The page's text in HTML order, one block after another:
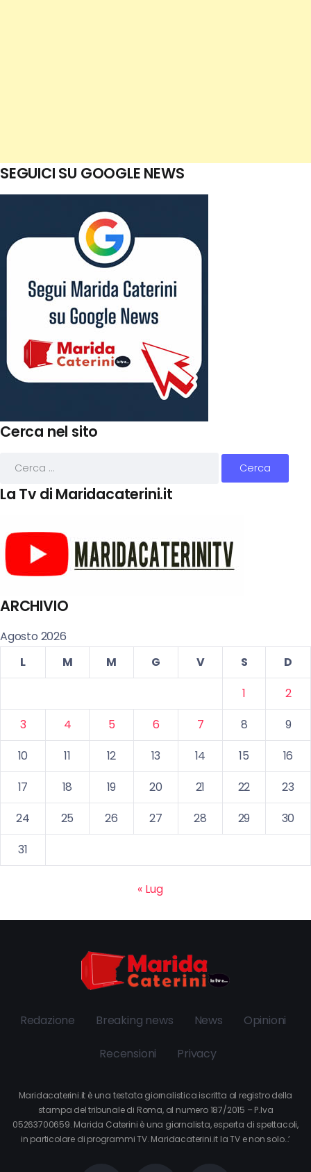
SEGUICI SU GOOGLE NEWS
Cerca nel sito
La Tv di Maridacaterini.it
ARCHIVIO
Agosto 2026
L
M M G V S
D
1
2
3
4 5 6 7 8
9
10
11 12 13 14 15
16
17
18 19 20 21 22
23
24
25 26 27 28 29
30
31
« Lug
Redazione Breaking news News Opinioni
Recensioni Privacy
Maridacaterini.it è una testata giornalistica iscritta al registro della
stampa del tribunale di Roma, al numero 187/2015 – P.Iva
05263700659. Marida Caterini è una giornalista, esperta di spettacoli,
in particolare di programmi TV. Maridacaterini.it la TV e non solo…’